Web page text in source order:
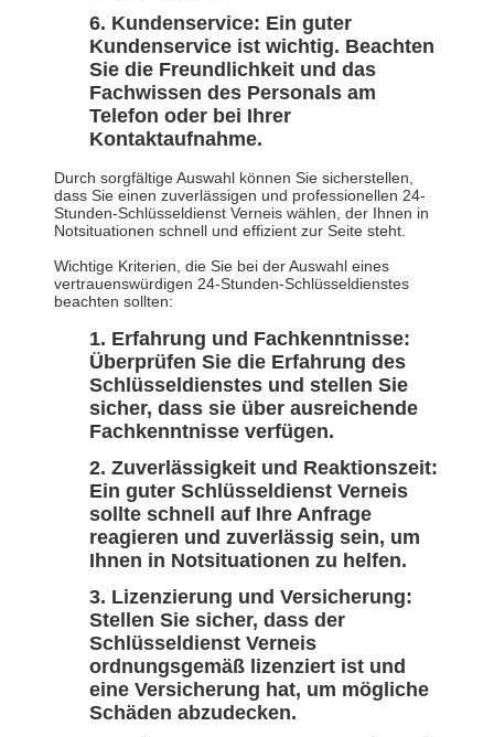
Kundenservice: Ein guter
Kundenservice ist wichtig. Beachten
Sie die Freundlichkeit und das
Fachwissen des Personals am
Telefon oder bei Ihrer
Kontaktaufnahme.
Durch sorgfältige Auswahl können Sie sicherstellen,
dass Sie einen zuverlässigen und professionellen 24-
Stunden-Schlüsseldienst Verneis wählen, der Ihnen in
Notsituationen schnell und effizient zur Seite steht.
Wichtige Kriterien, die Sie bei der Auswahl eines
vertrauenswürdigen 24-Stunden-Schlüsseldienstes
beachten sollten:
Erfahrung und Fachkenntnisse:
Überprüfen Sie die Erfahrung des
Schlüsseldienstes und stellen Sie
sicher, dass sie über ausreichende
Fachkenntnisse verfügen.
Zuverlässigkeit und Reaktionszeit:
Ein guter Schlüsseldienst Verneis
sollte schnell auf Ihre Anfrage
reagieren und zuverlässig sein, um
Ihnen in Notsituationen zu helfen.
Lizenzierung und Versicherung:
Stellen Sie sicher, dass der
Schlüsseldienst Verneis
ordnungsgemäß lizenziert ist und
eine Versicherung hat, um mögliche
Schäden abzudecken.